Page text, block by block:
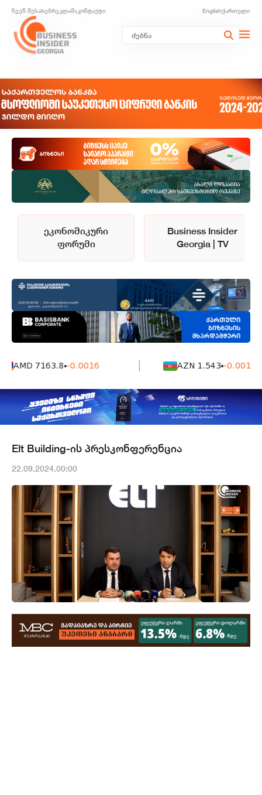
ჩვენ შესახებრეკლამაკონტაქტი Englishქართული
ეკონომიკური
ფორუმი
Business Insider
Georgia | TV
AMD 7163.8 -0.0016 AZN 1.543 -0.001
Elt Building-ის პრესკონფერენცია
22.09.2024.00:00